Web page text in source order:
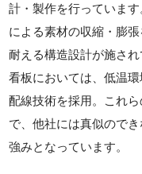
計・製作を行っていま
による素材の収縮・膨
耐える構造設計が施さ
看板においては、低温
配線技術を採用。これ
で、他社には真似ので
強みとなっています。